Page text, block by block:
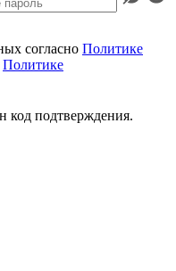
согласно Политике
Политике
код подтверждения.